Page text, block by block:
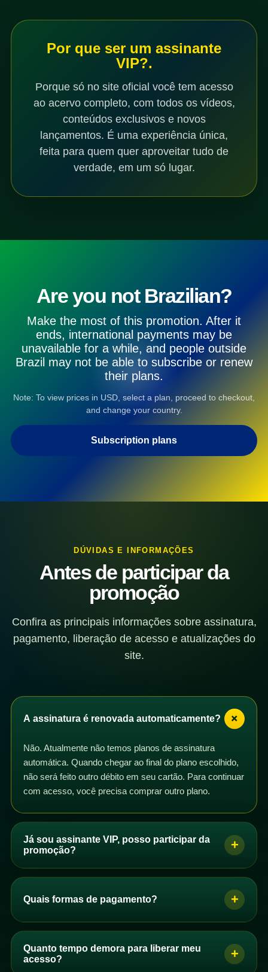
Por que ser um assinante
VIP?.
Porque só no site oficial você tem acesso
ao acervo completo, com todos os vídeos,
conteúdos exclusivos e novos
lançamentos. É uma experiência única,
feita para quem quer aproveitar tudo de
verdade, em um só lugar.
Are you not Brazilian?
Make the most of this promotion. After it
ends, international payments may be
unavailable for a while, and people outside
Brazil may not be able to subscribe or renew
their plans.
Note: To view prices in USD, select a plan, proceed to checkout,
and change your country.
Subscription plans
DÚVIDAS E INFORMAÇÕES
Antes de participar da
promoção
Confira as principais informações sobre assinatura,
pagamento, liberação de acesso e atualizações do
site.
A assinatura é renovada automaticamente? +
Não. Atualmente não temos planos de assinatura
automática. Quando chegar ao final do plano escolhido,
não será feito outro débito em seu cartão. Para continuar
com acesso, você precisa comprar outro plano.
Já sou assinante VIP, posso participar da
promoção?
+
Sim. Se você é assinante VIP com plano mensal,
promoção. Basta comprar um dos planos de acesso e
plano após a confirmação do pagamento.
Você pode comprar quantos planos quiser. Se perceber
Quais formas de pagamento? +
Se você é brasileiro, pode pagar por PIX, boleto ou
cartão de crédito. Se você não é brasileiro, pode
comprar com cartão de crédito.
Quanto tempo demora para liberar meu
acesso?
+